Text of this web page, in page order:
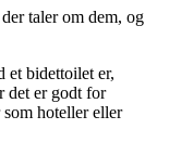
taler om dem, og
et bidettoilet er,
det er godt for
hoteller eller